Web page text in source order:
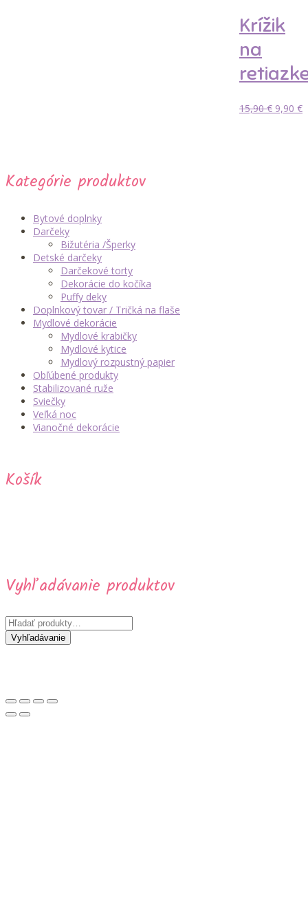
Krížik
na
15,90€ 9,90 €
Kategórie produktov
Bytové doplnky
Darčeky
Bižutéria /Šperky
Detské darčeky
Darčekové torty
Dekorácie do kočíka
Puffy deky
Doplnkový tovar / Tričká na flaše
Mydlové dekorácie
Mydlové krabičky
Mydlové kytice
Mydlový rozpustný papier
Obľúbené produkty
Stabilizované ruže
Sviečky
Veľká noc
Vianočné dekorácie
Košík
Vyhľadávanie produktov
Hľadať:
Vyhľadávanie